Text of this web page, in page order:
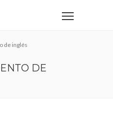
de inglés
DE